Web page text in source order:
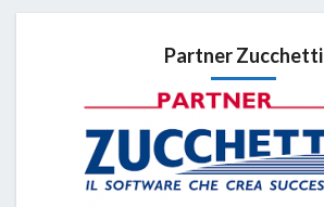
Partner Zucchetti